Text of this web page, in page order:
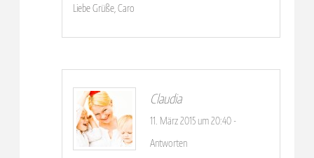
Liebe Grüße, Caro
Claudia
11. März 2015 um 20:40 -
Antworten